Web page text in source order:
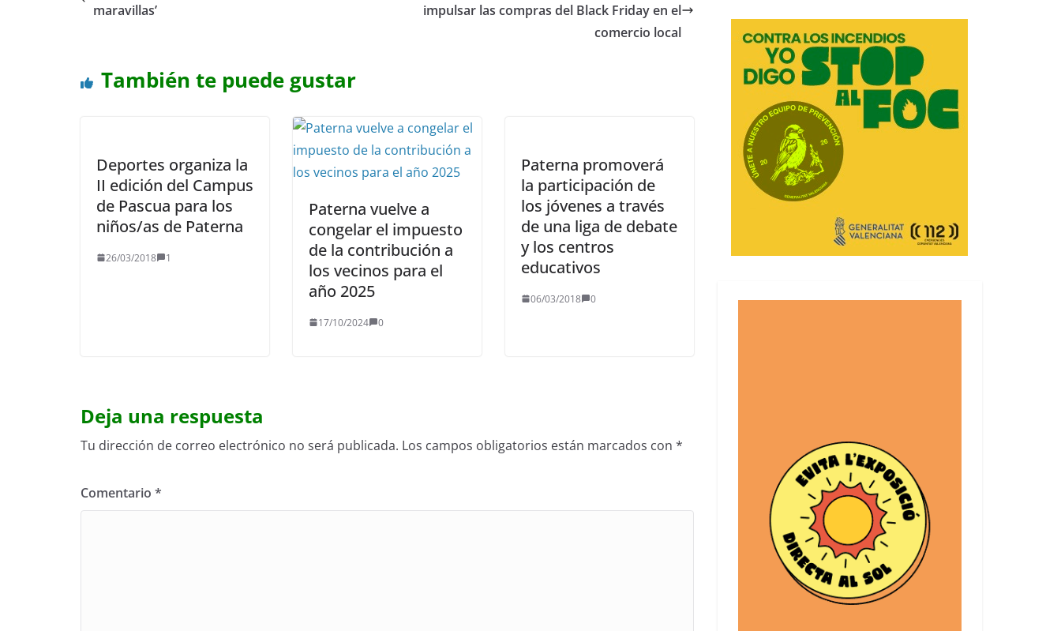
maravillas’
impulsar las compras del Black Friday en el
comercio local
También te puede gustar
Deportes organiza la
II edición del Campus
de Pascua para los
niños/as de Paterna
26/03/2018 1
Paterna vuelve a
congelar el impuesto
de la contribución a
los vecinos para el
año 2025
17/10/2024 0
Paterna promoverá
la participación de
los jóvenes a través
de una liga de debate
y los centros
educativos
06/03/2018 0
Deja una respuesta
Tu dirección de correo electrónico no será publicada. Los campos obligatorios están marcados con *
Comentario *